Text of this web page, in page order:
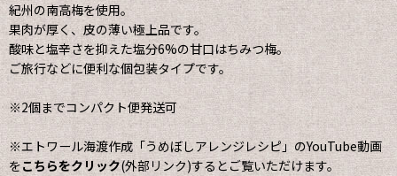
紀州の南高梅を使用。
果肉が厚く、皮の薄い極上品です。
酸味と塩辛さを抑えた塩分6%の甘口はちみつ梅。
ご旅行などに便利な個包装タイプです。
※2個までコンパクト便発送可
※エトワール海渡作成「うめぼしアレンジレシピ」のYouTube動画
をこちらをクリック(外部リンク)するとご覧いただけます。